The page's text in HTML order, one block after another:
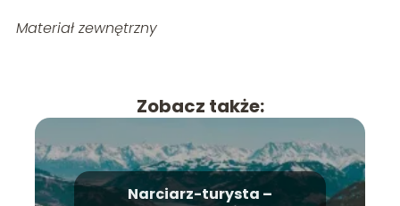
Materiał zewnętrzny
Zobacz także:
Narciarz-turysta –